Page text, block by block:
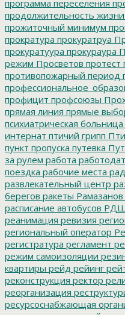
программа переселения
продолжительность жизни
прожиточный минимум
прократура прокуратруа
прокуратуура прокураура
режим Просветов протест
противопожарный период
профицит профсоюзы
прямая линия прямые
психиатрическая больница
интернат птичий грипп
пункт пропуска путевка
за рулем работа
поездка рабочие места
развлекательный центр
берегов ракеты Рамазанов
расписание автобусов
реанимация ревизия
региональный оператор
регистратура регламент
режим самоизоляции
квартиры рейд рейинг
реконструкция ректор
реорганизация
ресурсоснабжающая